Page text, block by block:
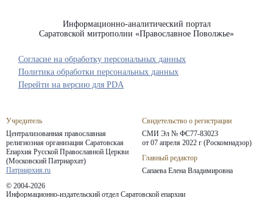
Информационно-аналитический портал
Саратовской митрополии «Православное Поволжье»
Учредитель
Централизованная православная
религиозная организация Саратовская
Епархия Русской Православной Церкви
(Московский Патриархат)
Патриархия.ru
Свидетельство о регистрации
СМИ Эл № ФС77-83023
от 07 апреля 2022 г (Роскомнадзор)
Главный редактор
Сапаева Елена Владимировна
© 2004-2026
Информационно-издательский отдел Саратовской епархии
Согласие на обработку персональных данных
Политика обработки персональных данных
Перейти на версию для PDA